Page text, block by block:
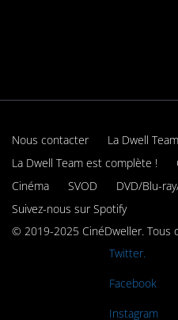
Nous contacter
La Dwell Team
La Dwell Team est complète !
Cinéma
SVOD
DVD/Blu-
Suivez-nous sur Spotify
© 2019-2025 CinéDweller. Tous
Twitter.
Facebook
Instagram